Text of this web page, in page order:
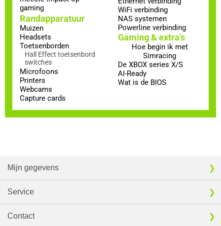
gaming
Randapparatuur
Muizen
Headsets
Toetsenborden
Hall Effect toetsenbord
switches
Microfoons
Printers
Webcams
Capture cards
WiFi verbinding
NAS systemen
Powerline verbinding
Gaming & extra's
Hoe begin ik met
Simracing
De XBOX series X/S
AI-Ready
Wat is de BIOS
Mijn gegevens
Service
Contact